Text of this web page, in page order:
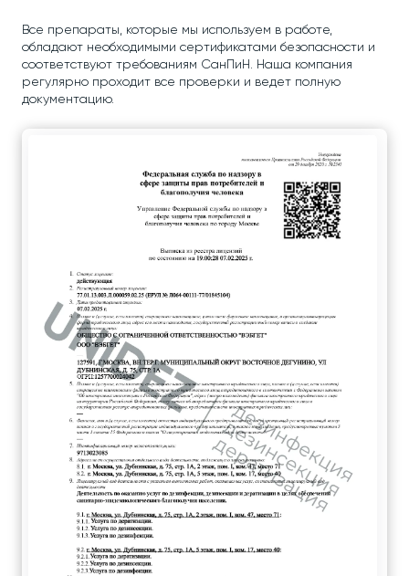
Все препараты, которые мы используем в работе,
обладают необходимыми сертификатами безопасности и
соответствуют требованиям СанПиН. Наша компания
регулярно проходит все проверки и ведет полную
документацию.